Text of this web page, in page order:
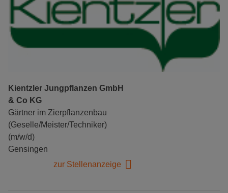
Kientzler Jungpflanzen GmbH
& Co KG
Gärtner im Zierpflanzenbau
(Geselle/Meister/Techniker)
(m/w/d)
Gensingen
zur Stellenanzeige